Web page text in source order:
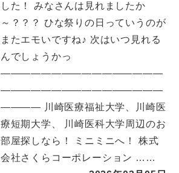
した！ みなさんは見れましたか
～？？？ ひな祭りの日っていうのが
またエモいですね♪ 次はいつ見れる
んでしょうかっ
――――――――――――――――
――――――――――――――――
―――― 川崎医療福祉大学、川崎医
療短期大学、 川崎医科大学周辺のお
部屋探しなら！ ミニミニへ！ 株式
会社さくらコーポレーション ……